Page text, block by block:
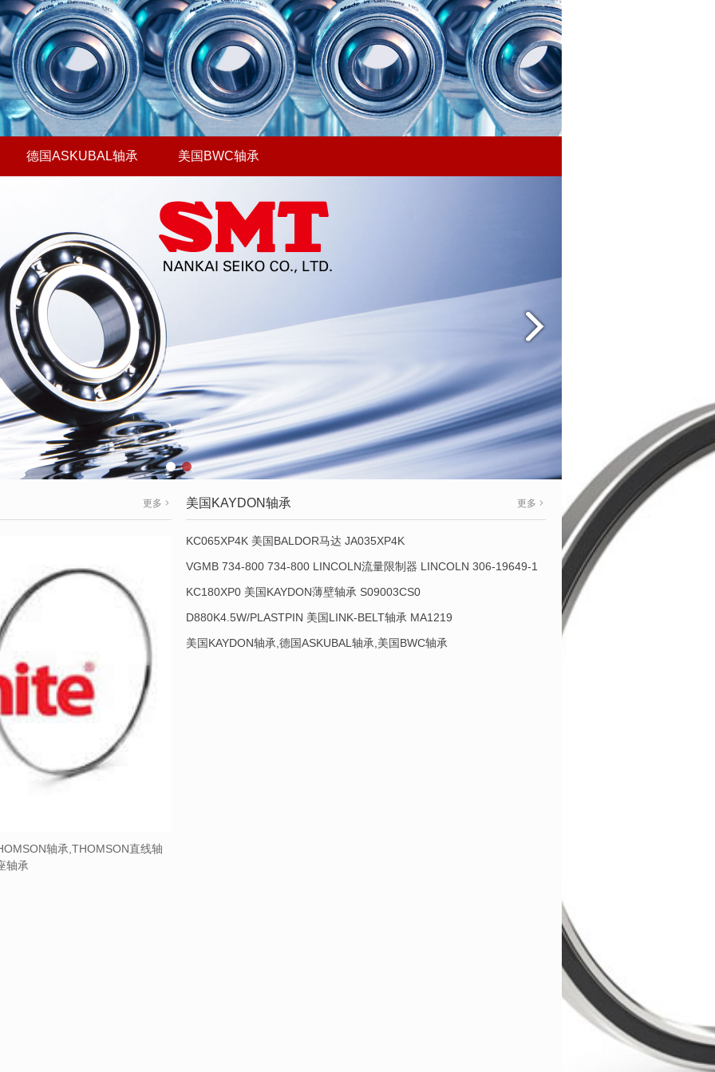
德国ASKUBAL轴承 美国BWC轴承
更多
轴承,THOMSON直线轴
轴承
美国KAYDON轴承 更多
KC065XP4K 美国BALDOR马达 JA035XP4K
VGMB 734-800 734-800 LINCOLN流量限制器 LINCOLN 306-19649-1
KC180XP0 美国KAYDON薄壁轴承 S09003CS0
D880K4.5W/PLASTPIN 美国LINK-BELT轴承 MA1219
美国KAYDON轴承,德国ASKUBAL轴承,美国BWC轴承